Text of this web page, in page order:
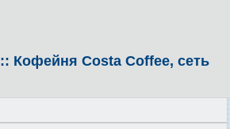
:: Кофейня Costa Coffee, сеть